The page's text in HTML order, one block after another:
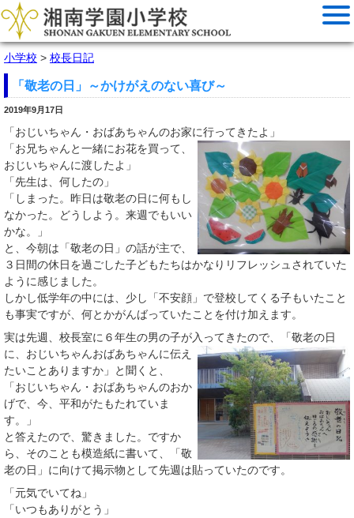
小学校 > 校長日記
「敬老の日」～かけがえのない喜び～
2019年9月17日
「おじいちゃん・おばあちゃんのお家に行ってきたよ」
「お兄ちゃんと一緒にお花を買って、
おじいちゃんに渡したよ」
「先生は、何したの」
「しまった。昨日は敬老の日に何もし
なかった。どうしよう。来週でもいい
かな。」
と、今朝は「敬老の日」の話が主で、
３日間の休日を過ごした子どもたちはかなりリフレッシュされていた
ように感じました。
しかし低学年の中には、少し「不安顔」で登校してくる子もいたこと
も事実ですが、何とかがんばっていたことを付け加えます。
実は先週、校長室に６年生の男の子が入ってきたので、
「敬老の日
に、おじいちゃんおばあちゃんに伝え
たいことありますか」と聞くと、
「おじいちゃん・おばあちゃんのおか
げで、今、平和がたもたれていま
す。」
と答えたので、驚きました。ですか
ら、そのことも模造紙に書いて、「敬
老の日」に向けて掲示物として先週は貼っていたのです。
「元気でいてね」
「いつもありがとう」